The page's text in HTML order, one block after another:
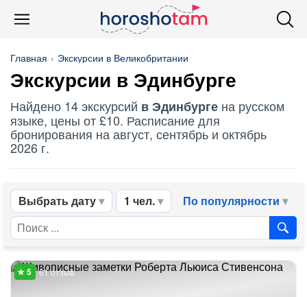
Главная Экскурсии в Великобритании
Экскурсии в Эдинбурге
Найдено 14 экскурсий в Эдинбурге на русском
языке, цены от £10. Расписание для
бронирования на август, сентябрь и октябрь
2026 г.
Выбрать дату 1 чел. По популярности
61 отзыв